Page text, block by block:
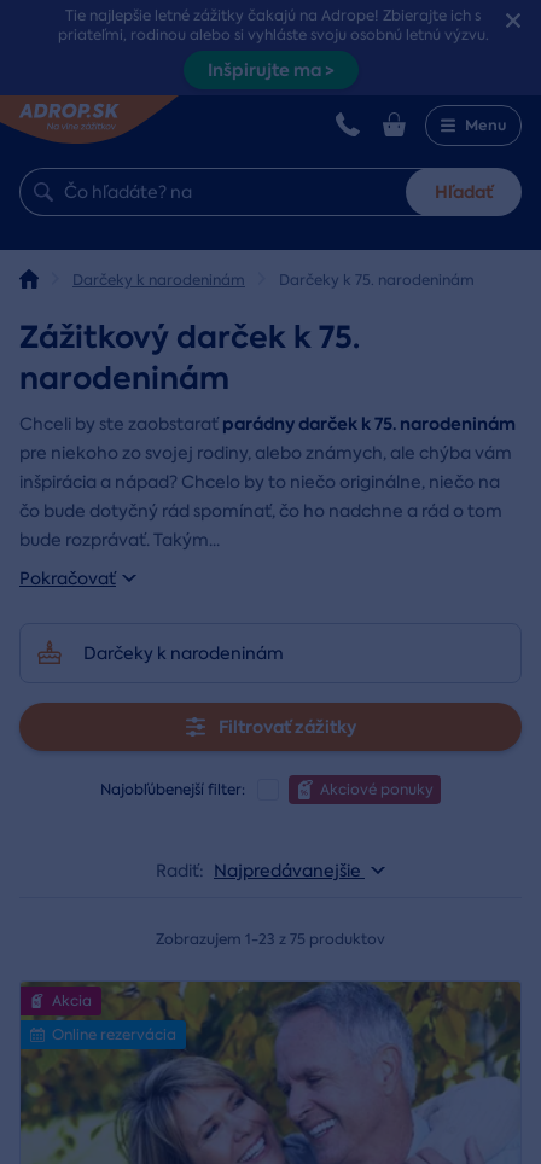
Tie najlepšie letné zážitky čakajú na Adrope! Zbierajte ich s
priateľmi, rodinou alebo si vyhláste svoju osobnú letnú výzvu.
Inšpirujte ma >
Menu
Hľadať
Darčeky k narodeninám Darčeky k 75. narodeninám
Zážitkový darček k 75.
narodeninám
Chceli by ste zaobstarať parádny darček k 75. narodeninám
pre niekoho zo svojej rodiny, alebo známych, ale chýba vám
inšpirácia a nápad? Chcelo by to niečo originálne, niečo na
čo bude dotyčný rád spomínať, čo ho nadchne a rád o tom
bude rozprávať. Takým...
Pokračovať
Darčeky k narodeninám
Filtrovať zážitky
Najobľúbenejší filter: Akciové ponuky
Radiť: Najpredávanejšie
Zobrazujem 1-23 z 75 produktov
Akcia
Online rezervácia